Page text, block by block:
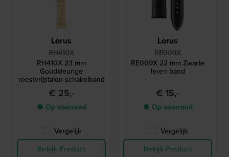
Lorus
RH410X
RH410X 23 mm
Goudkleurige
roestvrijstalen schakelband
€ 25,-
● Op voorraad
Vergelijk
Bekijk Product
Lorus
RE009X
RE009X 22 mm Zwarte
leren band
€ 15,-
● Op voorraad
Vergelijk
Bekijk Product